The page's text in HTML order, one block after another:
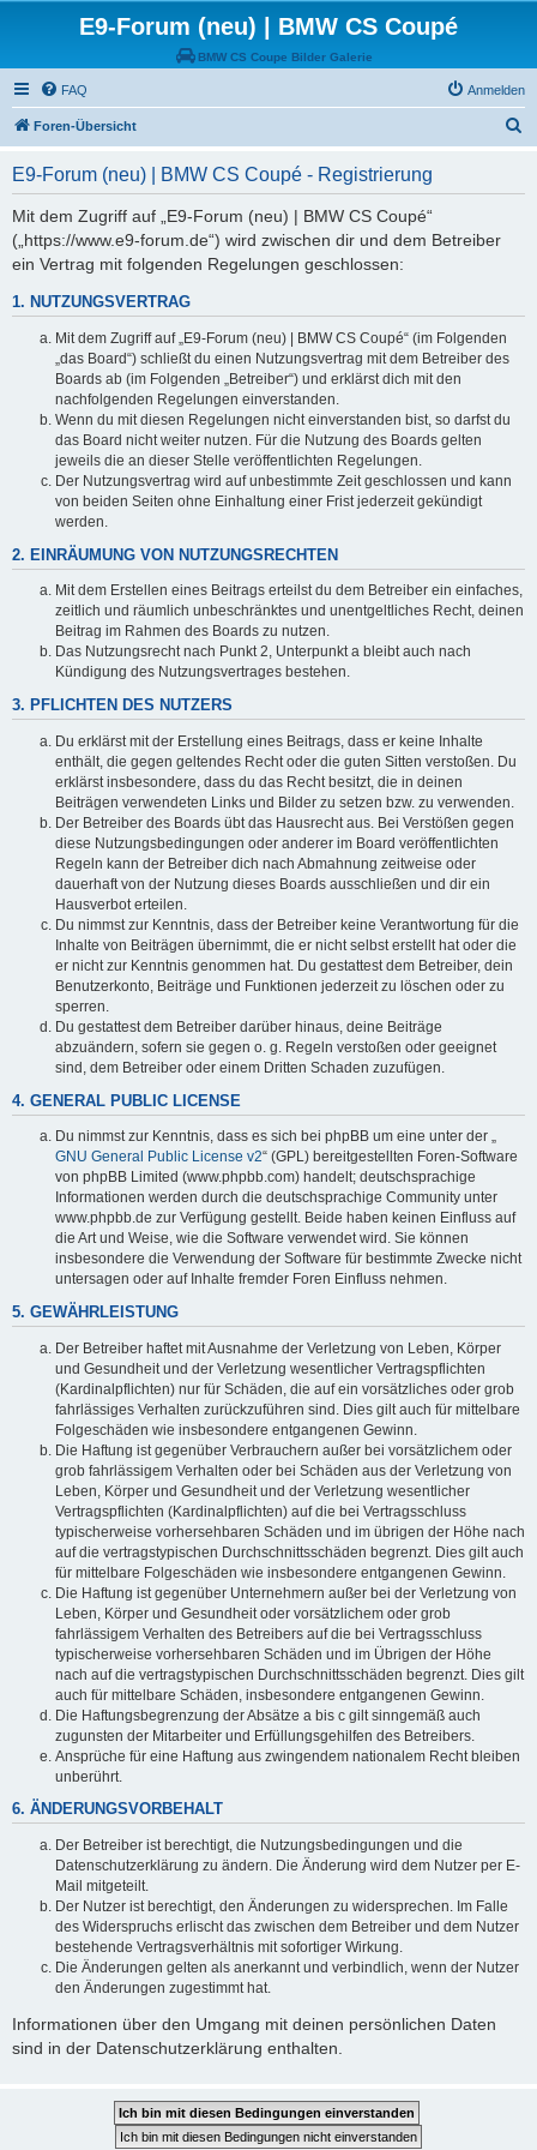
E9-Forum (neu) | BMW CS Coupé
BMW CS Coupe Bilder Galerie
FAQ Anmelden
Foren-Übersicht
E9-Forum (neu) | BMW CS Coupé - Registrierung
Mit dem Zugriff auf „E9-Forum (neu) | BMW CS Coupé“
(„https://www.e9-forum.de“) wird zwischen dir und dem Betreiber
ein Vertrag mit folgenden Regelungen geschlossen:
1. NUTZUNGSVERTRAG
Mit dem Zugriff auf „E9-Forum (neu) | BMW CS Coupé“ (im Folgenden
„das Board“) schließt du einen Nutzungsvertrag mit dem Betreiber des
Boards ab (im Folgenden „Betreiber“) und erklärst dich mit den
nachfolgenden Regelungen einverstanden.
Wenn du mit diesen Regelungen nicht einverstanden bist, so darfst du
das Board nicht weiter nutzen. Für die Nutzung des Boards gelten
jeweils die an dieser Stelle veröffentlichten Regelungen.
Der Nutzungsvertrag wird auf unbestimmte Zeit geschlossen und kann
von beiden Seiten ohne Einhaltung einer Frist jederzeit gekündigt
werden.
2. EINRÄUMUNG VON NUTZUNGSRECHTEN
Mit dem Erstellen eines Beitrags erteilst du dem Betreiber ein einfaches,
zeitlich und räumlich unbeschränktes und unentgeltliches Recht, deinen
Beitrag im Rahmen des Boards zu nutzen.
Das Nutzungsrecht nach Punkt 2, Unterpunkt a bleibt auch nach
Kündigung des Nutzungsvertrages bestehen.
3. PFLICHTEN DES NUTZERS
Du erklärst mit der Erstellung eines Beitrags, dass er keine Inhalte
enthält, die gegen geltendes Recht oder die guten Sitten verstoßen. Du
erklärst insbesondere, dass du das Recht besitzt, die in deinen
Beiträgen verwendeten Links und Bilder zu setzen bzw. zu verwenden.
Der Betreiber des Boards übt das Hausrecht aus. Bei Verstößen gegen
diese Nutzungsbedingungen oder anderer im Board veröffentlichten
Regeln kann der Betreiber dich nach Abmahnung zeitweise oder
dauerhaft von der Nutzung dieses Boards ausschließen und dir ein
Hausverbot erteilen.
Du nimmst zur Kenntnis, dass der Betreiber keine Verantwortung für die
Inhalte von Beiträgen übernimmt, die er nicht selbst erstellt hat oder die
er nicht zur Kenntnis genommen hat. Du gestattest dem Betreiber, dein
Benutzerkonto, Beiträge und Funktionen jederzeit zu löschen oder zu
sperren.
Du gestattest dem Betreiber darüber hinaus, deine Beiträge
abzuändern, sofern sie gegen o. g. Regeln verstoßen oder geeignet
sind, dem Betreiber oder einem Dritten Schaden zuzufügen.
4. GENERAL PUBLIC LICENSE
Du nimmst zur Kenntnis, dass es sich bei phpBB um eine unter der „
GNU General Public License v2“ (GPL) bereitgestellten Foren-Software
von phpBB Limited (www.phpbb.com) handelt; deutschsprachige
Informationen werden durch die deutschsprachige Community unter
www.phpbb.de zur Verfügung gestellt. Beide haben keinen Einfluss auf
die Art und Weise, wie die Software verwendet wird. Sie können
insbesondere die Verwendung der Software für bestimmte Zwecke nicht
untersagen oder auf Inhalte fremder Foren Einfluss nehmen.
5. GEWÄHRLEISTUNG
Der Betreiber haftet mit Ausnahme der Verletzung von Leben, Körper
und Gesundheit und der Verletzung wesentlicher Vertragspflichten
(Kardinalpflichten) nur für Schäden, die auf ein vorsätzliches oder grob
fahrlässiges Verhalten zurückzuführen sind. Dies gilt auch für mittelbare
Folgeschäden wie insbesondere entgangenen Gewinn.
Die Haftung ist gegenüber Verbrauchern außer bei vorsätzlichem oder
grob fahrlässigem Verhalten oder bei Schäden aus der Verletzung von
Leben, Körper und Gesundheit und der Verletzung wesentlicher
Vertragspflichten (Kardinalpflichten) auf die bei Vertragsschluss
typischerweise vorhersehbaren Schäden und im übrigen der Höhe nach
auf die vertragstypischen Durchschnittsschäden begrenzt. Dies gilt auch
für mittelbare Folgeschäden wie insbesondere entgangenen Gewinn.
Die Haftung ist gegenüber Unternehmern außer bei der Verletzung von
Leben, Körper und Gesundheit oder vorsätzlichem oder grob
fahrlässigem Verhalten des Betreibers auf die bei Vertragsschluss
typischerweise vorhersehbaren Schäden und im Übrigen der Höhe
nach auf die vertragstypischen Durchschnittsschäden begrenzt. Dies gilt
auch für mittelbare Schäden, insbesondere entgangenen Gewinn.
Die Haftungsbegrenzung der Absätze a bis c gilt sinngemäß auch
zugunsten der Mitarbeiter und Erfüllungsgehilfen des Betreibers.
Ansprüche für eine Haftung aus zwingendem nationalem Recht bleiben
unberührt.
6. ÄNDERUNGSVORBEHALT
Der Betreiber ist berechtigt, die Nutzungsbedingungen und die
Datenschutzerklärung zu ändern. Die Änderung wird dem Nutzer per E-
Mail mitgeteilt.
Der Nutzer ist berechtigt, den Änderungen zu widersprechen. Im Falle
des Widerspruchs erlischt das zwischen dem Betreiber und dem Nutzer
bestehende Vertragsverhältnis mit sofortiger Wirkung.
Die Änderungen gelten als anerkannt und verbindlich, wenn der Nutzer
den Änderungen zugestimmt hat.
Informationen über den Umgang mit deinen persönlichen Daten
sind in der Datenschutzerklärung enthalten.